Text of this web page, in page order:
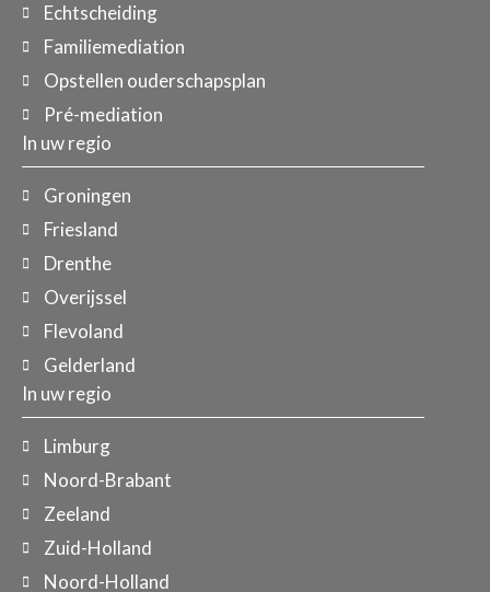
Echtscheiding
Familiemediation
Opstellen ouderschapsplan
Pré-mediation
In uw regio
Groningen
Friesland
Drenthe
Overijssel
Flevoland
Gelderland
In uw regio
Limburg
Noord-Brabant
Zeeland
Zuid-Holland
Noord-Holland